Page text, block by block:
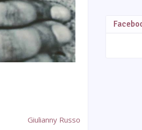
Giulianny Russo